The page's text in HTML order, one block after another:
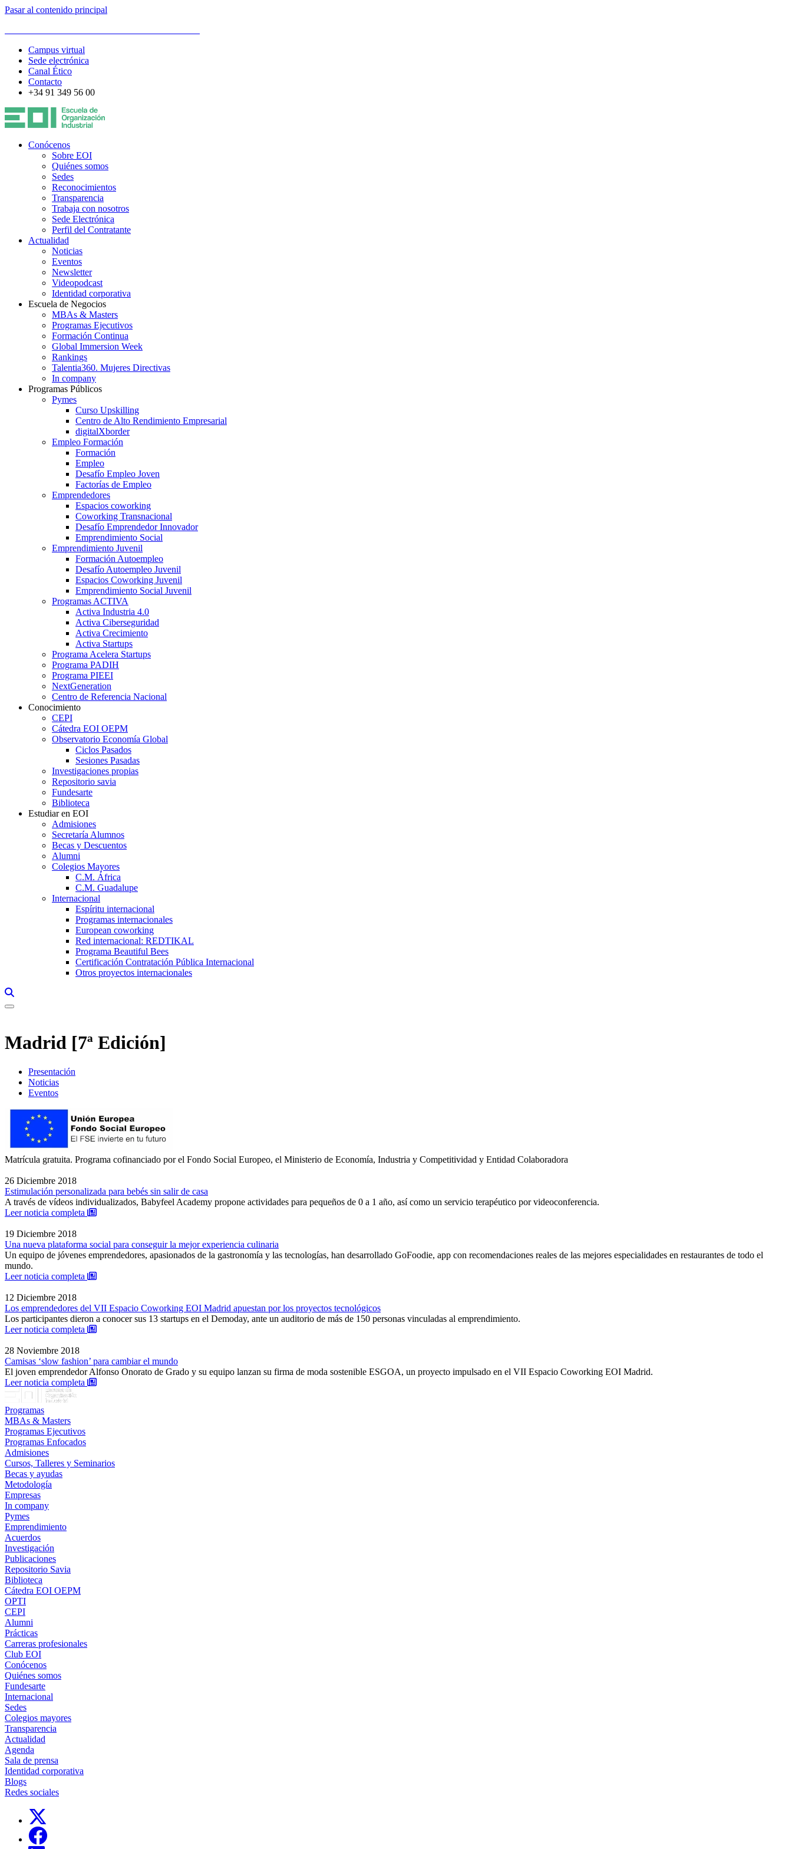
Pasar al contenido principal
Campus virtual
Sede electrónica
Canal Ético
Contacto
+34 91 349 56 00
Conócenos
Sobre EOI
Quiénes somos
Sedes
Reconocimientos
Transparencia
Trabaja con nosotros
Sede Electrónica
Perfil del Contratante
Actualidad
Noticias
Eventos
Newsletter
Videopodcast
Identidad corporativa
Escuela de Negocios
MBAs & Masters
Programas Ejecutivos
Formación Continua
Global Immersion Week
Rankings
Talentia360. Mujeres Directivas
In company
Programas Públicos
Pymes
Curso Upskilling
Centro de Alto Rendimiento Empresarial
digitalXborder
Empleo Formación
Formación
Empleo
Desafío Empleo Joven
Factorías de Empleo
Emprendedores
Espacios coworking
Coworking Transnacional
Desafío Emprendedor Innovador
Emprendimiento Social
Emprendimiento Juvenil
Formación Autoempleo
Desafío Autoempleo Juvenil
Espacios Coworking Juvenil
Emprendimiento Social Juvenil
Programas ACTIVA
Activa Industria 4.0
Activa Ciberseguridad
Activa Crecimiento
Activa Startups
Programa Acelera Startups
Programa PADIH
Programa PIEEI
NextGeneration
Centro de Referencia Nacional
Conocimiento
CEPI
Cátedra EOI OEPM
Observatorio Economía Global
Ciclos Pasados
Sesiones Pasadas
Investigaciones propias
Repositorio savia
Fundesarte
Biblioteca
Estudiar en EOI
Admisiones
Secretaría Alumnos
Becas y Descuentos
Alumni
Colegios Mayores
C.M. África
C.M. Guadalupe
Internacional
Espíritu internacional
Programas internacionales
European coworking
Red internacional: REDTIKAL
Programa Beautiful Bees
Certificación Contratación Pública Internacional
Otros proyectos internacionales
Madrid [7ª Edición]
Presentación
Noticias
Eventos
Matrícula gratuita. Programa cofinanciado por el Fondo Social Europeo, el Ministerio de Economía, Industria y Competitividad y Entidad Colaboradora
26 Diciembre 2018
Estimulación personalizada para bebés sin salir de casa
A través de vídeos individualizados, Babyfeel Academy propone actividades para pequeños de 0 a 1 año, así como un servicio terapéutico por videoconferencia.
Leer noticia completa : Estimulación personalizada para bebés sin salir de casa
19 Diciembre 2018
Una nueva plataforma social para conseguir la mejor experiencia culinaria
Un equipo de jóvenes emprendedores, apasionados de la gastronomía y las tecnologías, han desarrollado GoFoodie, app con recomendaciones reales de las mejores especialidades en restaurantes de todo el
mundo.
Leer noticia completa : Una nueva plataforma social para conseguir la mejor experiencia culinaria
12 Diciembre 2018
Los emprendedores del VII Espacio Coworking EOI Madrid apuestan por los proyectos tecnológicos
Los participantes dieron a conocer sus 13 startups en el Demoday, ante un auditorio de más de 150 personas vinculadas al emprendimiento.
Leer noticia completa : Los emprendedores del VII Espacio Coworking EOI Madrid apuestan por los proyectos tecnológicos
28 Noviembre 2018
Camisas ‘slow fashion’ para cambiar el mundo
El joven emprendedor Alfonso Onorato de Grado y su equipo lanzan su firma de moda sostenible ESGOA, un proyecto impulsado en el VII Espacio Coworking EOI Madrid.
Leer noticia completa : Camisas ‘slow fashion’ para cambiar el mundo
Programas
MBAs & Masters
Programas Ejecutivos
Programas Enfocados
Admisiones
Cursos, Talleres y Seminarios
Becas y ayudas
Metodología
Empresas
In company
Pymes
Emprendimiento
Acuerdos
Investigación
Publicaciones
Repositorio Savia
Biblioteca
Cátedra EOI OEPM
OPTI
CEPI
Alumni
Prácticas
Carreras profesionales
Club EOI
Conócenos
Quiénes somos
Fundesarte
Internacional
Sedes
Colegios mayores
Transparencia
Actualidad
Agenda
Sala de prensa
Identidad corporativa
Blogs
Redes sociales
Links, Opens in this window